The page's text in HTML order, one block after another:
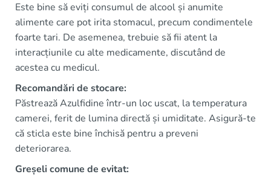
Este bine să eviți consumul de alcool și anumite
alimente care pot irita stomacul, precum condimentele
foarte tari. De asemenea, trebuie să fii atent la
interacțiunile cu alte medicamente, discutând de
acestea cu medicul.
Recomandări de stocare:
Păstrează Azulfidine într-un loc uscat, la temperatura
camerei, ferit de lumina directă și umiditate. Asigură-te
că sticla este bine închisă pentru a preveni
deteriorarea.
Greșeli comune de evitat: